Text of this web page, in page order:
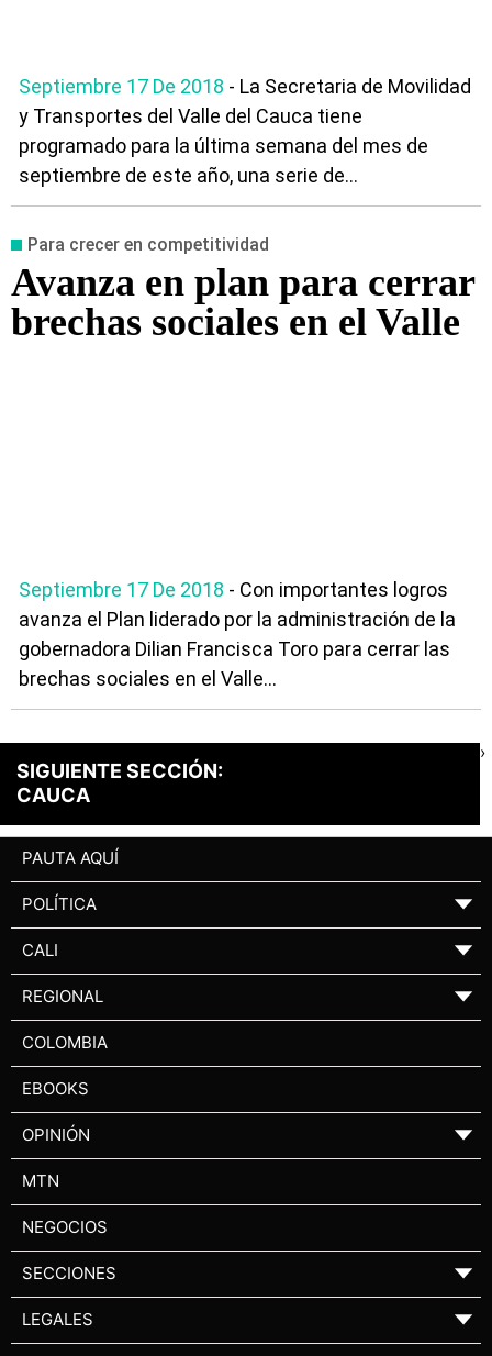
Septiembre 17 De 2018 - La Secretaria de Movilidad
y Transportes del Valle del Cauca tiene
programado para la última semana del mes de
septiembre de este año, una serie de...
Para crecer en competitividad
Avanza en plan para cerrar
brechas sociales en el Valle
Septiembre 17 De 2018 - Con importantes logros
avanza el Plan liderado por la administración de la
gobernadora Dilian Francisca Toro para cerrar las
brechas sociales en el Valle...
SIGUIENTE SECCIÓN:
CAUCA
›
PAUTA AQUÍ
POLÍTICA ▼
CALI ▼
REGIONAL ▼
COLOMBIA
EBOOKS
OPINIÓN ▼
MTN
NEGOCIOS
SECCIONES ▼
LEGALES ▼